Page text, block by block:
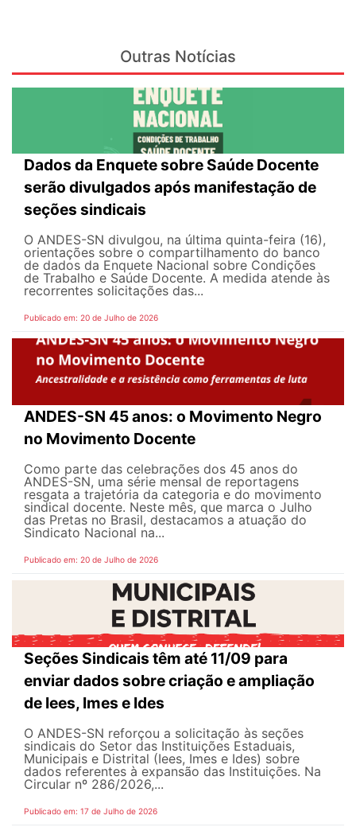
Outras Notícias
Dados da Enquete sobre Saúde Docente
serão divulgados após manifestação de
seções sindicais
O ANDES-SN divulgou, na última quinta-feira (16),
orientações sobre o compartilhamento do banco
de dados da Enquete Nacional sobre Condições
de Trabalho e Saúde Docente. A medida atende às
recorrentes solicitações das...
Publicado em: 20 de Julho de 2026
ANDES-SN 45 anos: o Movimento Negro
no Movimento Docente
Como parte das celebrações dos 45 anos do
ANDES-SN, uma série mensal de reportagens
resgata a trajetória da categoria e do movimento
sindical docente. Neste mês, que marca o Julho
das Pretas no Brasil, destacamos a atuação do
Sindicato Nacional na...
Publicado em: 20 de Julho de 2026
Seções Sindicais têm até 11/09 para
enviar dados sobre criação e ampliação
de Iees, Imes e Ides
O ANDES-SN reforçou a solicitação às seções
sindicais do Setor das Instituições Estaduais,
Municipais e Distrital (Iees, Imes e Ides) sobre
dados referentes à expansão das Instituições. Na
Circular nº 286/2026,...
Publicado em: 17 de Julho de 2026